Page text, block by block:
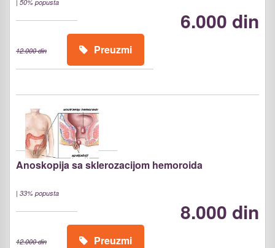
| 50% popusta
6.000 din
12.000 din Preuzmi
Anoskopija sa sklerozacijom hemoroida
| 33% popusta
8.000 din
12.000 din Preuzmi